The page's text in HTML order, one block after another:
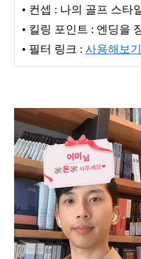
• 컨셉 : 나의 골프 스타
• 킬링 포인트 : 엔딩을
• 필터 링크 : 사용해보